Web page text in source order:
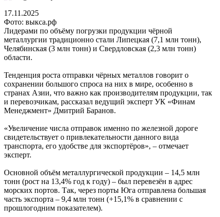
17.11.2025
Фото: выкса.рф
Лидерами по объёму погрузки продукции чёрной
металлургии традиционно стали Липецкая (7,1 млн тонн),
Челябинская (3 млн тонн) и Свердловская (2,3 млн тонн)
области.
Тенденция роста отправки чёрных металлов говорит о
сохранении большого спроса на них в мире, особенно в
странах Азии, что важно как производителям продукции, так
и перевозчикам, рассказал ведущий эксперт УК «Финам
Менеджмент» Дмитрий Баранов.
«Увеличение числа отправок именно по железной дороге
свидетельствует о привлекательности данного вида
транспорта, его удобстве для экспортёров», – отмечает
эксперт.
Основной объём металлургической продукции – 14,5 млн
тонн (рост на 13,4% год к году) – был перевезён в адрес
морских портов. Так, через порты Юга отправлена большая
часть экспорта – 9,4 млн тонн (+15,1% в сравнении с
прошлогодним показателем).